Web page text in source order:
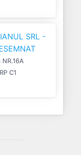
SRL -
NR.16A
C1